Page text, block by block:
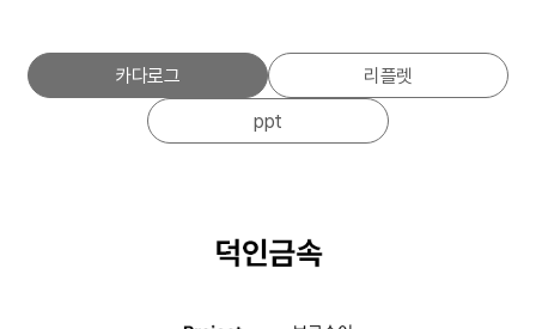
카다로그
리플렛
ppt